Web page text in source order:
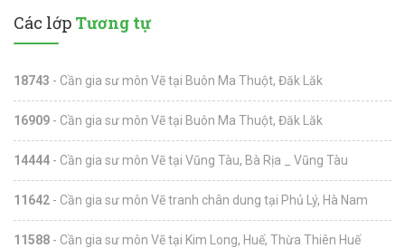
Các lớp Tương tự
18743 - Cần gia sư môn Vẽ tại Buôn Ma Thuột, Đăk Lăk
16909 - Cần gia sư môn Vẽ tại Buôn Ma Thuột, Đăk Lăk
14444 - Cần gia sư môn Vẽ tại Vũng Tàu, Bà Rịa _ Vũng Tàu
11642 - Cần gia sư môn Vẽ tranh chân dung tại Phủ Lý, Hà Nam
11588 - Cần gia sư môn Vẽ tại Kim Long, Huế, Thừa Thiên Huế